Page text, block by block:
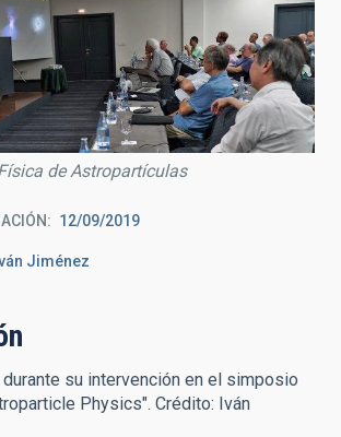
de Astropartículas
12/09/2019
Jiménez
durante su intervención en el simposio
Physics". Crédito: Iván